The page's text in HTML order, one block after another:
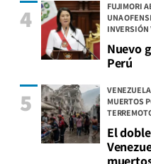
FUJIMORI
UNA
INVERSIÓN
Nuevo
Perú
4
MUERTOS
El
5